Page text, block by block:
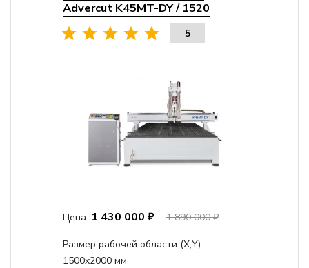
Advercut K45MT-DY / 1520
5
Цена: 1 430 000 ₽ 1 890 000 ₽
Размер рабочей области (Х,Y):
1500x2000 мм